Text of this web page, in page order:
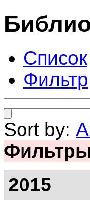
Список
Фильтр
Sort by:
2015